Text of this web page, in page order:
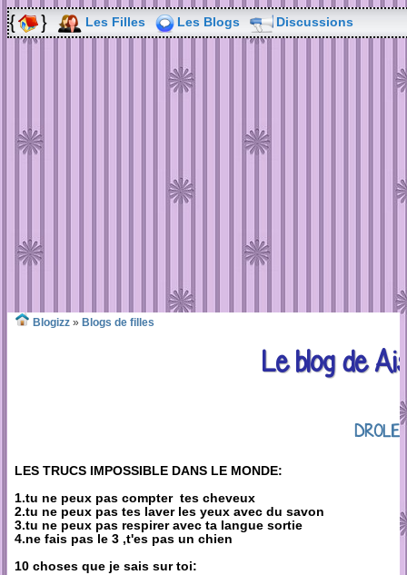
Les Filles Les Blogs Discussions
Blogizz » Blogs de filles
Le blog de
DROLE
LES TRUCS IMPOSSIBLE DANS LE MONDE:
1.tu ne peux pas compter tes cheveux
2.tu ne peux pas tes laver les yeux avec du savon
3.tu ne peux pas respirer avec ta langue sortie
4.ne fais pas le 3 ,t'es pas un chien
10 choses que je sais sur toi: